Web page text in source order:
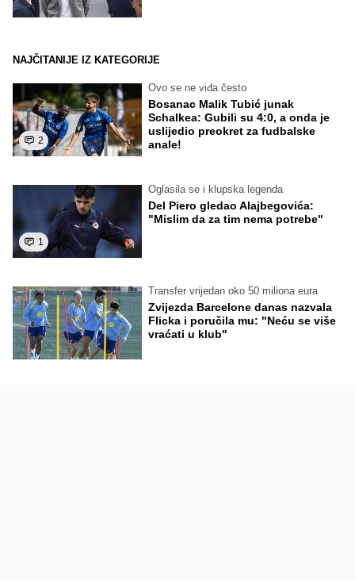
NAJČITANIJE IZ KATEGORIJE
2
Ovo se ne viđa često
Bosanac Malik Tubić junak
Schalkea: Gubili su 4:0, a onda je
uslijedio preokret za fudbalske
anale!
1
Oglasila se i klupska legenda
Del Piero gledao Alajbegovića:
"Mislim da za tim nema potrebe"
Transfer vrijedan oko 50 miliona eura
Zvijezda Barcelone danas nazvala
Flicka i poručila mu: "Neću se više
vraćati u klub"